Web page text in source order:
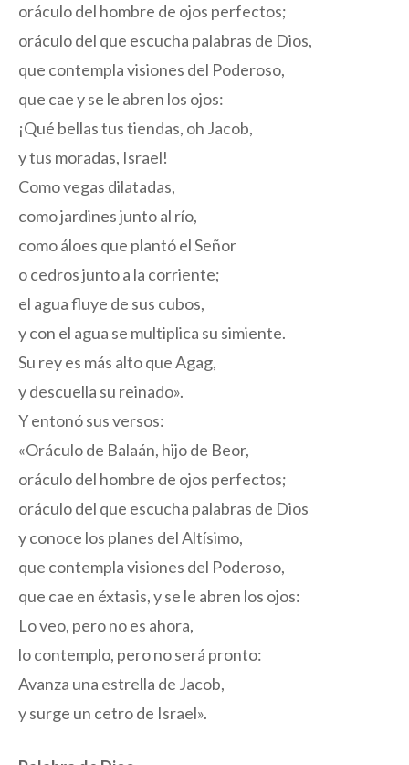
oráculo del hombre de ojos perfectos;
oráculo del que escucha palabras de Dios,
que contempla visiones del Poderoso,
que cae y se le abren los ojos:
¡Qué bellas tus tiendas, oh Jacob,
y tus moradas, Israel!
Como vegas dilatadas,
como jardines junto al río,
como áloes que plantó el Señor
o cedros junto a la corriente;
el agua fluye de sus cubos,
y con el agua se multiplica su simiente.
Su rey es más alto que Agag,
y descuella su reinado».
Y entonó sus versos:
«Oráculo de Balaán, hijo de Beor,
oráculo del hombre de ojos perfectos;
oráculo del que escucha palabras de Dios
y conoce los planes del Altísimo,
que contempla visiones del Poderoso,
que cae en éxtasis, y se le abren los ojos:
Lo veo, pero no es ahora,
lo contemplo, pero no será pronto:
Avanza una estrella de Jacob,
y surge un cetro de Israel».